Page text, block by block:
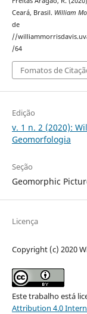
Ceará, Brasil. William
de
//
/64
Fomatos de
Edição
v. 1 n. 2 (2020):
Geomorfologia
Seção
Geomorphic
Licença
Copyright (c) 2020
Este trabalho está
Attribution 4.0